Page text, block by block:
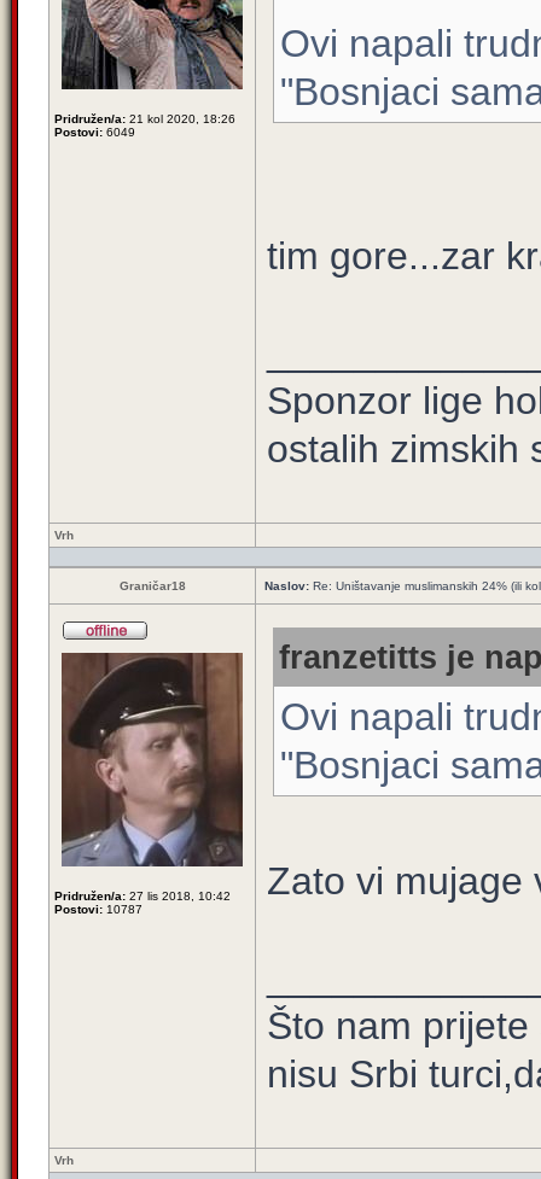
Pridružen/a: 21 kol 2020, 18:26
Postovi: 6049
Ovi napali
"Bosnjaci
tim gore...zar
Sponzor lige
ostalih zimskih
Vrh
Graničar18 Naslov: Re: Uništavanje muslimanskih 24% (ili
Pridružen/a: 27 lis 2018, 10:42
Postovi: 10787
franzetitts je
Ovi napali
"Bosnjaci
Zato vi mujage
Što nam
nisu Srbi
Vrh